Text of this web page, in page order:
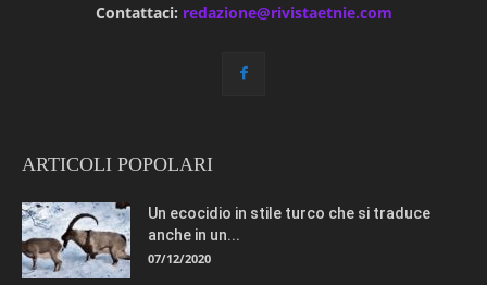
Contattaci: redazione@rivistaetnie.com
ARTICOLI POPOLARI
Un ecocidio in stile turco che si traduce
anche in un...
07/12/2020